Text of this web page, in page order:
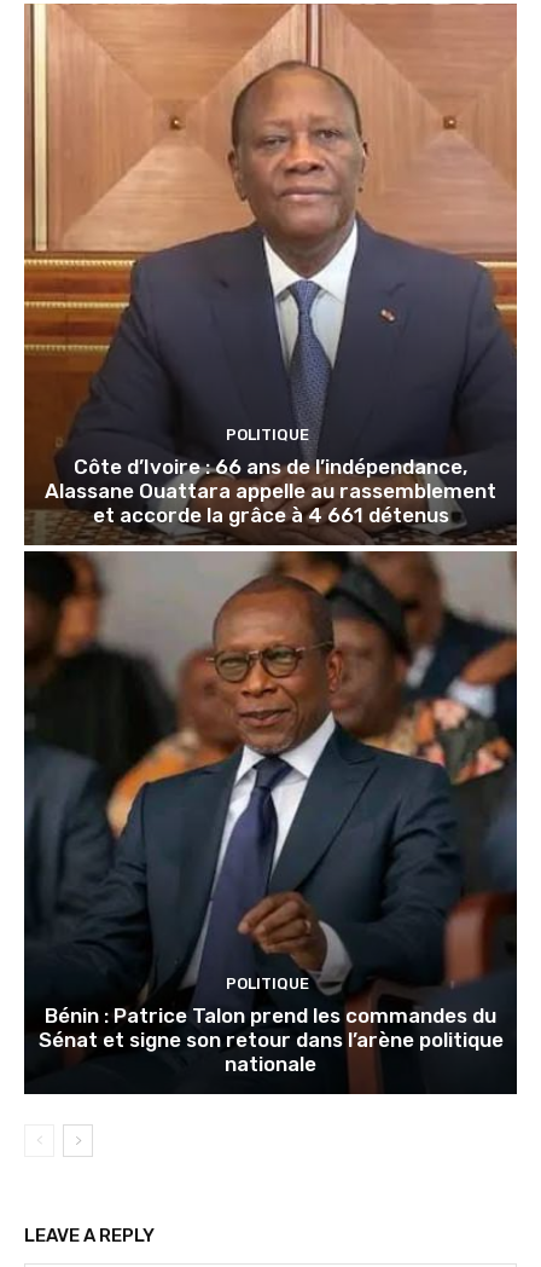
POLITIQUE
Côte d’Ivoire : 66 ans de l’indépendance,
Alassane Ouattara appelle au rassemblement
et accorde la grâce à 4 661 détenus
POLITIQUE
Bénin : Patrice Talon prend les commandes du
Sénat et signe son retour dans l’arène politique
nationale
LEAVE A REPLY